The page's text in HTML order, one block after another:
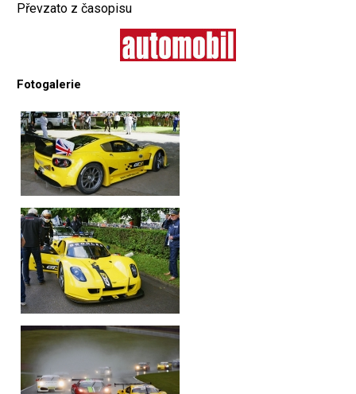
Převzato z časopisu
Fotogalerie